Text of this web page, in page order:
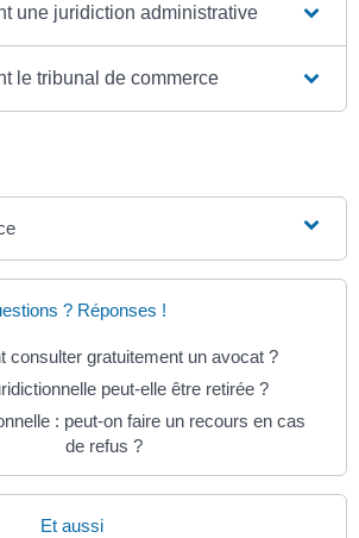
une juridiction administrative
le tribunal de commerce
? Réponses !
consulter gratuitement un avocat ?
peut-elle être retirée ?
: peut-on faire un recours en cas
de refus ?
Et aussi